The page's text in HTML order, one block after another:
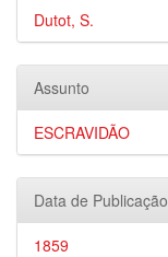
Dutot, S.
Assunto
ESCRAVIDÃO
Data de Publicação
1859